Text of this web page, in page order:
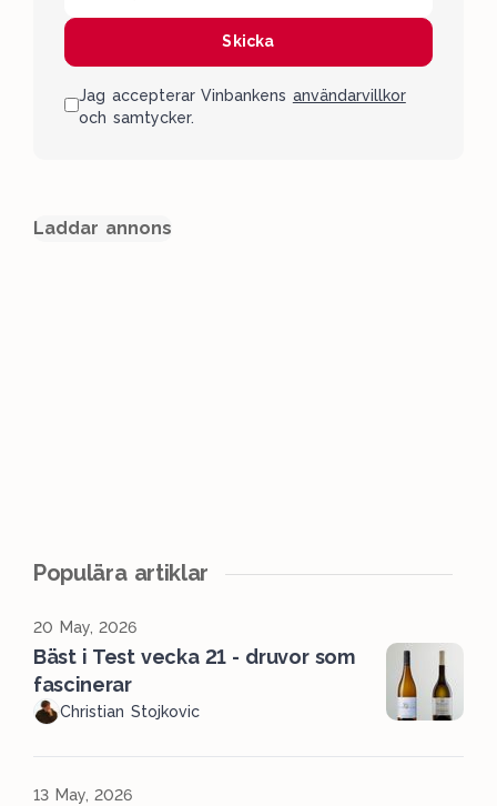
Skicka
Jag accepterar Vinbankens användarvillkor
och samtycker.
Laddar annons
Populära artiklar
20 May, 2026
Bäst i Test vecka 21 - druvor som
fascinerar
Christian Stojkovic
13 May, 2026